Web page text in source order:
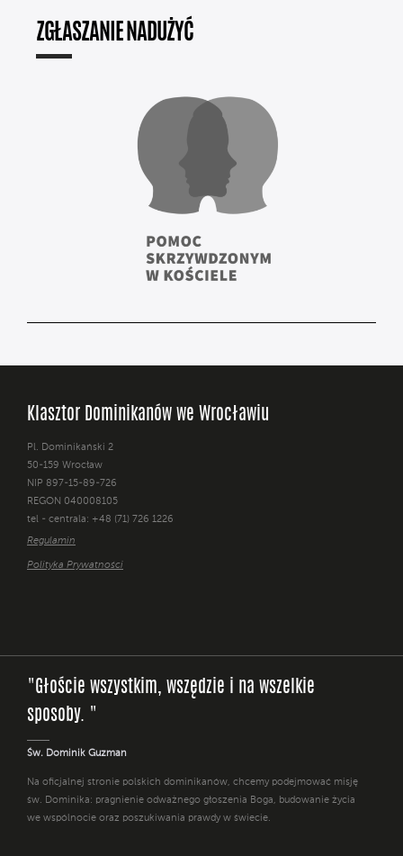
ZGŁASZANIE NADUŻYĆ
Klasztor Dominikanów we Wrocławiu
Pl. Dominikański 2
50-159 Wrocław
NIP 897-15-89-726
REGON 040008105
tel - centrala: +48 (71) 726 1226
Regulamin
Polityka Prywatności
"Głoście wszystkim, wszędzie i na wszelkie
sposoby. "
Św. Dominik Guzman
Na oficjalnej stronie polskich dominikanów, chcemy podejmować misję
św. Dominika: pragnienie odważnego głoszenia Boga, budowanie życia
we wspólnocie oraz poszukiwania prawdy w świecie.